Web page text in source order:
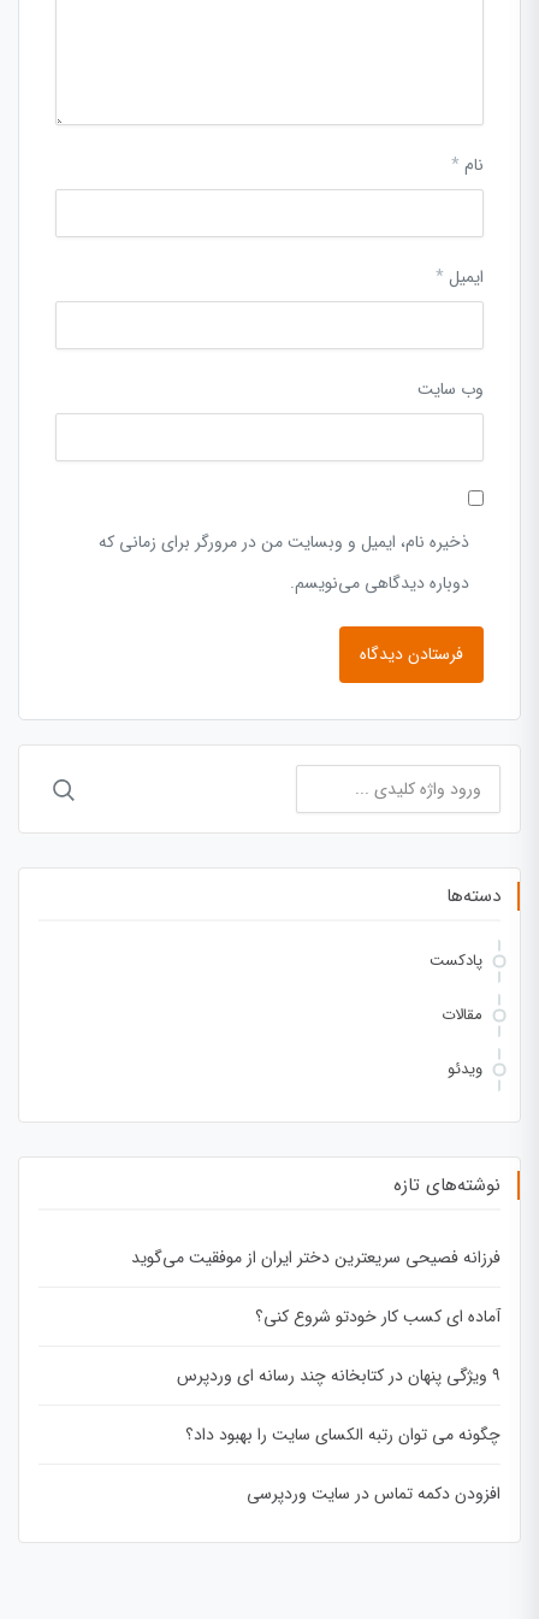
نام *
ایمیل *
وب‌ سایت
ذخیره نام، ایمیل و وبسایت من در مرورگر برای زمانی که
دوباره دیدگاهی می‌نویسم.
جستجو
دسته‌ها
پادکست
مقالات
ویدئو
نوشته‌های تازه
فرزانه فصیحی سریعترین دختر ایران از موفقیت می‌گوید
آماده ای کسب کار خودتو شروع کنی؟
۹ ویژگی پنهان در کتابخانه چند رسانه ای وردپرس
چگونه می توان رتبه الکسای سایت را بهبود داد؟
افزودن دکمه تماس در سایت وردپرسی